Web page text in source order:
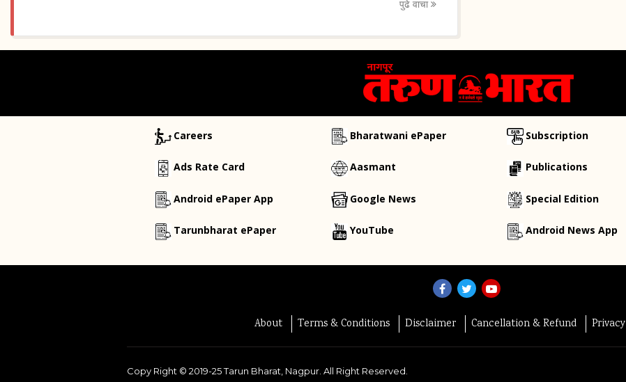
पुढे वाचा
Careers
Ads Rate Card
Android ePaper App
Tarunbharat ePaper
Bharatwani ePaper
Aasmant
Google News
YouTube
Subscription
Publications
Special Edition
Android News App
About Terms & Conditions Disclaimer Cancellation & Refund Privacy
Copy Right © 2019-25Tarun Bharat, Nagpur. All Right Reserved.